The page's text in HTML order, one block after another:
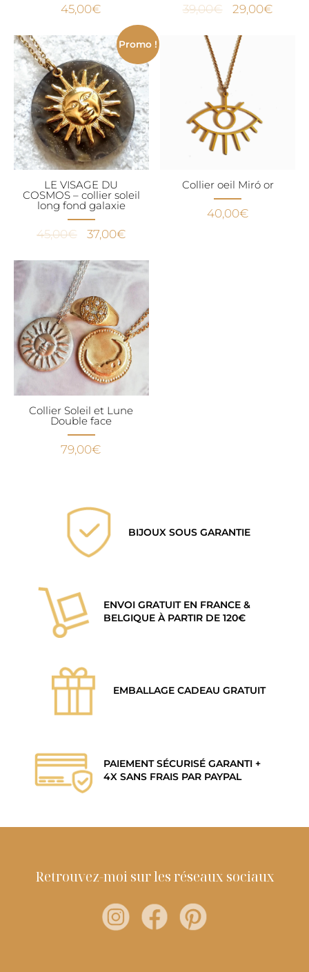
45,00€ 39,00€
Le
initial
était :
39,00€.
29,00€Le
Promo !
LE VISAGE DU
COSMOS – collier soleil
long fond galaxie
45,00€
Le
initial
45,00€.
37,00€Le
actuel
est :
Collier oeil Miró or
40,00€
Collier Soleil et Lune
Double face
79,00€
BIJOUX SOUS GARANTIE
ENVOI GRATUIT EN FRANCE &
BELGIQUE À PARTIR DE 120€
EMBALLAGE CADEAU GRATUIT
PAIEMENT SÉCURISÉ GARANTI +
4X SANS FRAIS PAR PAYPAL
Retrouvez-moi sur les réseaux sociaux